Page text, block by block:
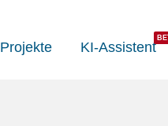
Projekte KI-Assistent